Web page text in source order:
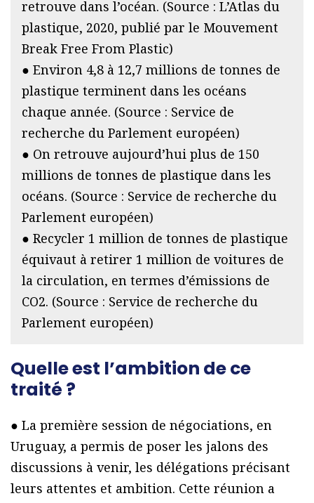
retrouve dans l’océan. (Source : L’Atlas du
plastique, 2020, publié par le Mouvement
Break Free From Plastic)
● Environ 4,8 à 12,7 millions de tonnes de
plastique terminent dans les océans
chaque année. (Source : Service de
recherche du Parlement européen)
● On retrouve aujourd’hui plus de 150
millions de tonnes de plastique dans les
océans. (Source : Service de recherche du
Parlement européen)
● Recycler 1 million de tonnes de plastique
équivaut à retirer 1 million de voitures de
la circulation, en termes d’émissions de
CO2. (Source : Service de recherche du
Parlement européen)
Quelle est l’ambition de ce
traité ?
● La première session de négociations, en
Uruguay, a permis de poser les jalons des
discussions à venir, les délégations précisant
leurs attentes et ambition. Cette réunion a